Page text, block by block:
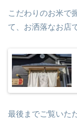
こだわりのお米で
て、お洒落なお店
最後までご覧いた